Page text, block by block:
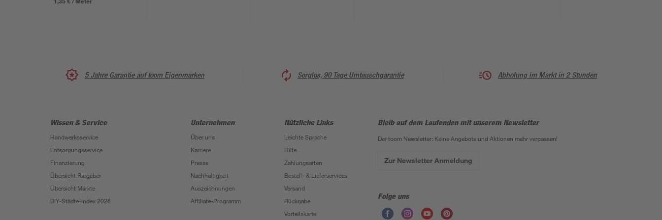
5 Jahre Garantie auf toom Eigenmarken Sorglos, 90 Tage Umtauschgarantie Abholung im Markt in 2 Stunden
Wissen & Service
Handwerksservice
Entsorgungsservice
Finanzierung
Übersicht Ratgeber
Übersicht Märkte
DIY-Städte-Index 2026
Unternehmen
Über uns
Karriere
Presse
Nachhaltigkeit
Auszeichnungen
Affiliate-Programm
Nützliche Links
Leichte Sprache
Hilfe
Zahlungsarten
Bestell- & Lieferservices
Versand
Rückgabe
Vorteilskarte
Bleib auf dem Laufenden mit unserem Newsletter
Der toom Newsletter: Keine Angebote und Aktionen mehr verpassen!
Zur Newsletter Anmeldung
Folge uns